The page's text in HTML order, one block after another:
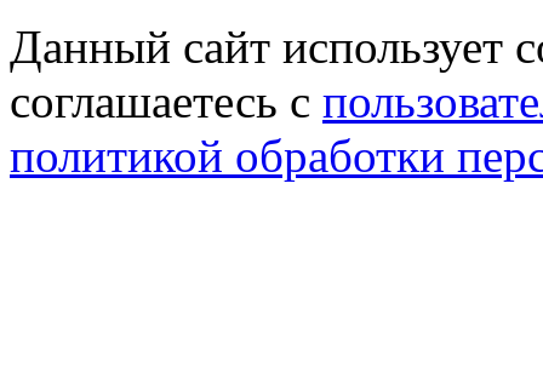
Данный сайт использует
соглашаетесь с
политикой обработки